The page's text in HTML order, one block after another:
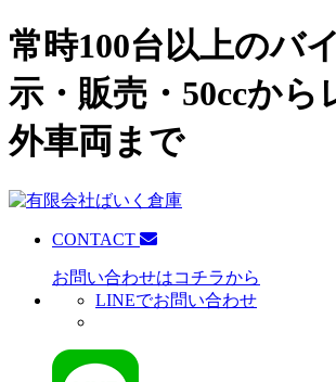
常時100台以上のバ
示・販売・50ccから
外車両まで
CONTACT
お問い合わせはコチラから
LINEでお問い合わせ